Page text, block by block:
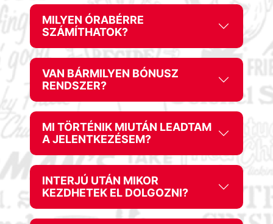
MILYEN ÓRABÉRRE
SZÁMÍTHATOK?
VAN BÁRMILYEN BÓNUSZ
RENDSZER?
MI TÖRTÉNIK MIUTÁN LEADTAM
A JELENTKEZÉSEM?
INTERJÚ UTÁN MIKOR
KEZDHETEK EL DOLGOZNI?